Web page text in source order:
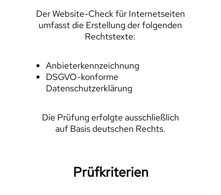
Der Website-Check für Internetseiten
umfasst die Erstellung der folgenden
Rechtstexte:
Anbieterkennzeichnung
DSGVO-konforme
Datenschutzerklärung
Die Prüfung erfolgte ausschließlich
auf Basis deutschen Rechts.
Prüfkriterien